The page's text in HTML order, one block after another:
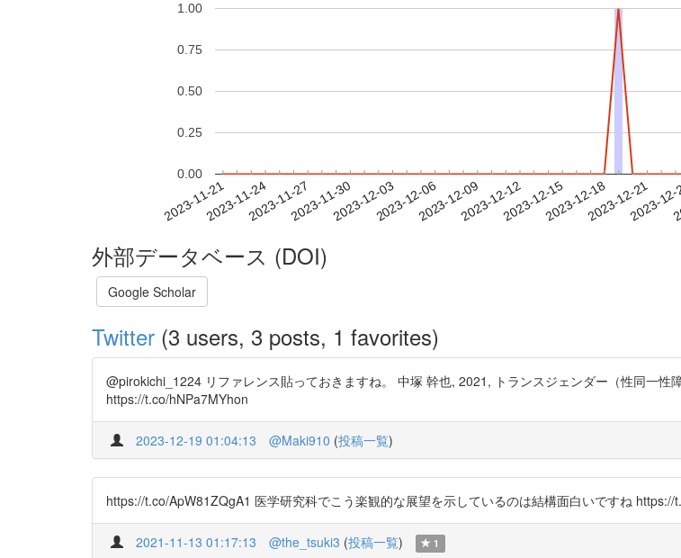
2023-11-212023-11-242023-11-272023-11-302023-12-032023-12-062023-12-092023-12-122023-12-152023-12-182023-12-21
2023-
0.00
0.25
0.50
0.75
1.00
外部データベース (DOI)
Google Scholar
Twitter (3 users, 3 posts, 1 favorites)
@pirokichi_1224 リファレンス貼っておきますね。 中塚 幹也, 2021, トランスジェンダー（性同一
https://t.co/hNPa7MYhon
2023-12-19 01:04:13 @Maki910 (投稿一覧)
https://t.co/ApW81ZQgA1 医学研究科でこう楽観的な展望を示しているのは結構面白いですね https://
2021-11-13 01:17:13 @the_tsuki3 (投稿一覧) 1